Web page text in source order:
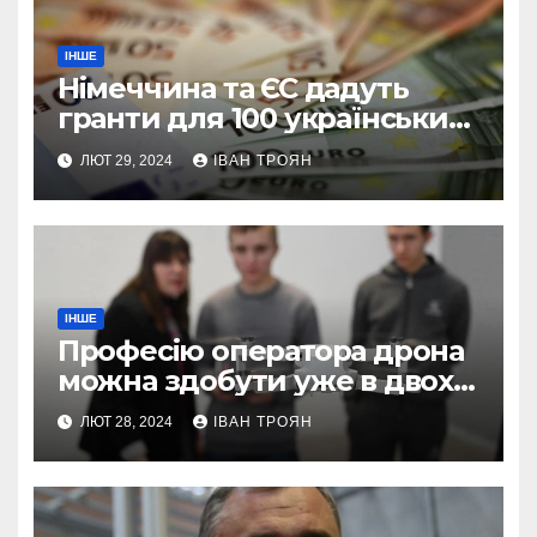
ІНШЕ
Німеччина та ЄС дадуть
гранти для 100 українських
підприємств
ЛЮТ 29, 2024 ІВАН ТРОЯН
ІНШЕ
Професію оператора дрона
можна здобути уже в двох
профтехах Львівщини
ЛЮТ 28, 2024 ІВАН ТРОЯН